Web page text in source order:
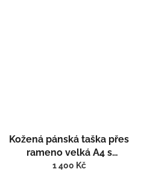
Kožená pánská taška přes
rameno velká A4 s
klopnou hnědá 803-1
1 400 Kč